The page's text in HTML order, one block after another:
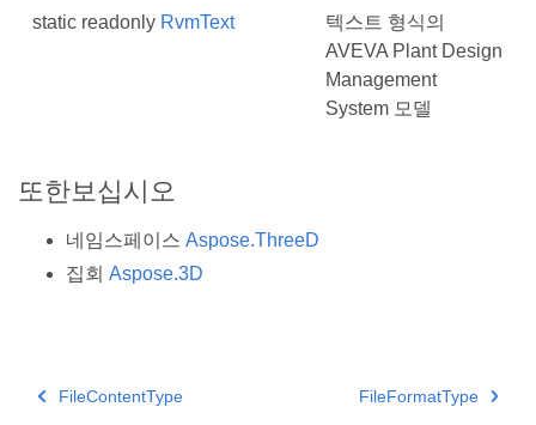
static readonly RvmText
텍스트 형식의
AVEVA Plant Design
Management
System 모델
또한보십시오
네임스페이스 Aspose.ThreeD
집회 Aspose.3D
FileContentType FileFormatType